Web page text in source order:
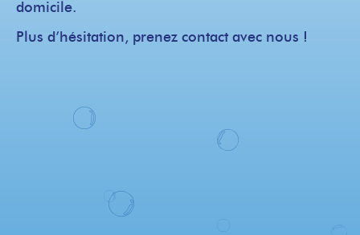
domicile.
Plus d’hésitation, prenez contact avec nous !